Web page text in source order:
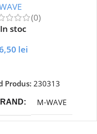
(0)
In stoc
lei
Produs: 230313
M-WAVE